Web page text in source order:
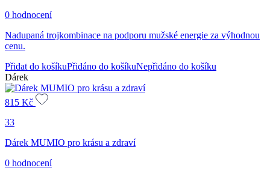
0 hodnocení
Nadupaná trojkombinace na podporu mužské energie za výhodnou
cenu.
Přidat do košíkuPřidáno do košíkuNepřidáno do košíku
Dárek
815 Kč
33
Dárek MUMIO pro krásu a zdraví
0 hodnocení